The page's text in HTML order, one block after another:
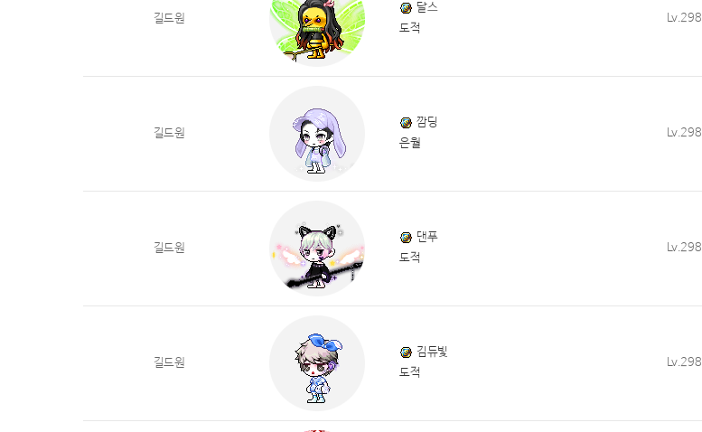
길드원
달스
도적
Lv.298
길드원
깜딩
은월
Lv.298
길드원
댄푸
도적
Lv.298
길드원
김듀빛
도적
Lv.298